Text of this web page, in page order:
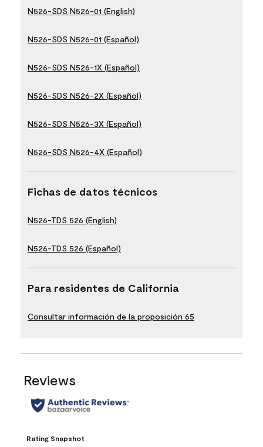
N526-SDS N526-01 (English)
N526-SDS N526-01 (Español)
N526-SDS N526-1X (Español)
N526-SDS N526-2X (Español)
N526-SDS N526-3X (Español)
N526-SDS N526-4X (Español)
Fichas de datos técnicos
N526-TDS 526 (English)
N526-TDS 526 (Español)
Para residentes de California
Consultar información de la proposición 65
Reviews
Rating Snapshot